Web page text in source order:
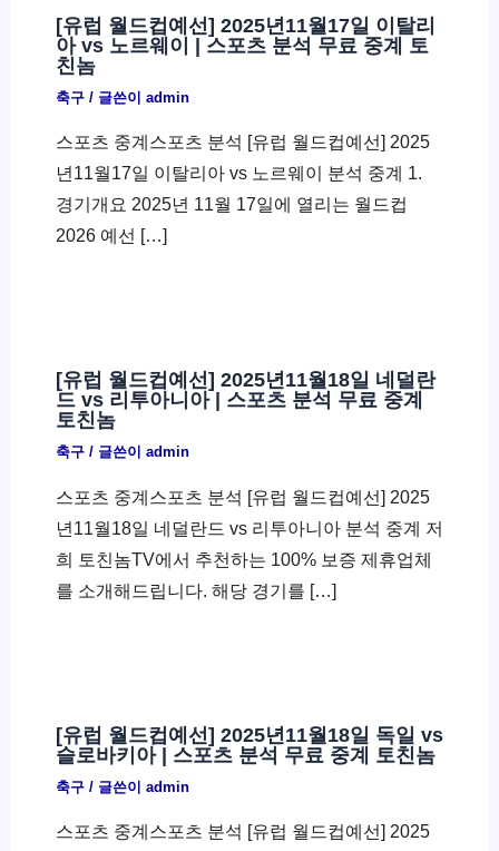
[유럽 월드컵예선] 2025년11월17일 이탈리
아 vs 노르웨이 | 스포츠 분석 무료 중계 토
친놈
축구/ 글쓴이 admin
스포츠 중계스포츠 분석 [유럽 월드컵예선] 2025
년11월17일 이탈리아 vs 노르웨이 분석 중계 1.
경기개요 2025년 11월 17일에 열리는 월드컵
2026 예선 […]
[유럽 월드컵예선] 2025년11월18일 네덜란
드 vs 리투아니아 | 스포츠 분석 무료 중계
토친놈
축구/ 글쓴이 admin
스포츠 중계스포츠 분석 [유럽 월드컵예선] 2025
년11월18일 네덜란드 vs 리투아니아 분석 중계 저
희 토친놈TV에서 추천하는 100% 보증 제휴업체
를 소개해드립니다. 해당 경기를 […]
[유럽 월드컵예선] 2025년11월18일 독일 vs
슬로바키아 | 스포츠 분석 무료 중계 토친놈
축구/ 글쓴이 admin
스포츠 중계스포츠 분석 [유럽 월드컵예선] 2025